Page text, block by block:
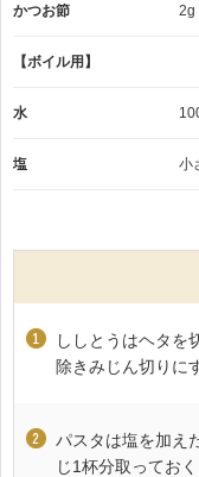
かつお節 2g
【ボイル用】
水
塩 小
ししとうはヘタを
除きみじん切りに
パスタは塩を加え
じ1杯分取っておく